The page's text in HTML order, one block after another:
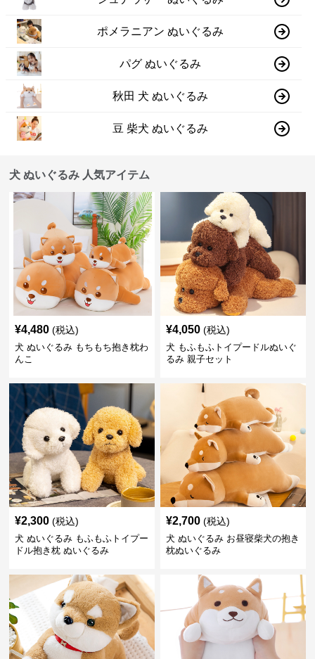
ポメラニアン ぬいぐるみ
パグ ぬいぐるみ
秋田 犬 ぬいぐるみ
豆 柴犬 ぬいぐるみ
犬 ぬいぐるみ 人気アイテム
¥4,480 (税込)
犬 ぬいぐるみ もちもち抱き枕わ
んこ
¥4,050 (税込)
犬 もふもふトイプードルぬいぐ
るみ 親子セット
¥2,300 (税込)
犬 ぬいぐるみ もふもふトイプー
ドル抱き枕 ぬいぐるみ
¥2,700 (税込)
犬 ぬいぐるみ お昼寝柴犬の抱き
枕ぬいぐるみ